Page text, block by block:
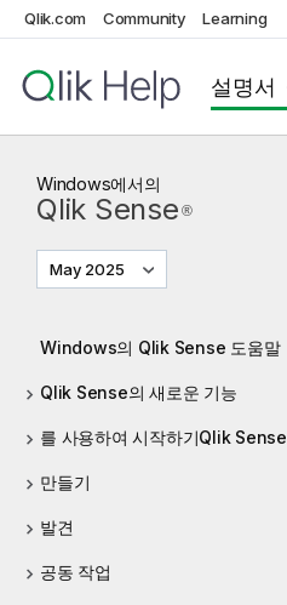
Qlik.com Community Learning
설명서
Windows에서의
Qlik Sense ®
May 2025
Windows의 Qlik Sense 도움말
Qlik Sense의 새로운 기능
를 사용하여 시작하기Qlik Sense
만들기
발견
공동 작업